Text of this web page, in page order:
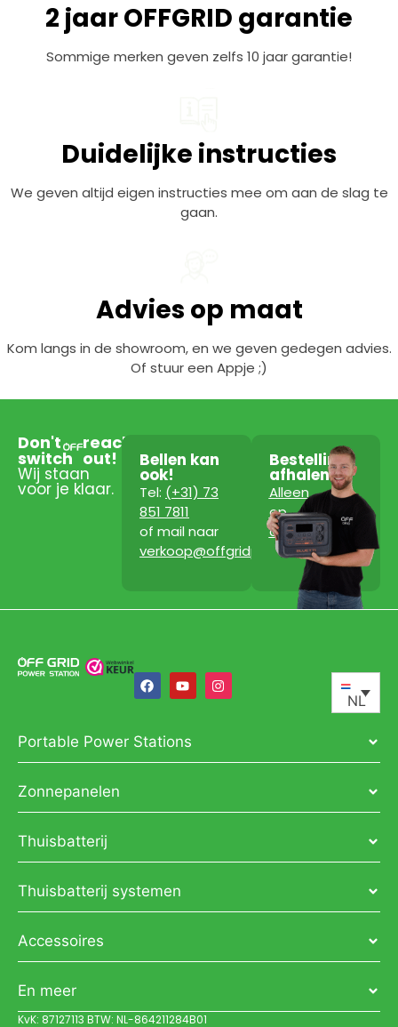
2 jaar OFFGRID garantie
Sommige merken geven zelfs 10 jaar garantie!
Duidelijke instructies
We geven altijd eigen instructies mee om aan de slag te
gaan.
Advies op maat
Kom langs in de showroom, en we geven gedegen advies.
Of stuur een Appje ;)
Don't
switch
reach
out!
Wij staan
voor je klaar.
Bellen kan
ook!
Tel: (+31) 73
851 7811
of mail naar
verkoop@offgridpowerstation.com
Bestelling
afhalen?
Alleen
op
afspraak!
NL
Portable Power Stations
Zonnepanelen
Thuisbatterij
Thuisbatterij systemen
Accessoires
En meer
KvK: 87127113 BTW: NL-864211284B01